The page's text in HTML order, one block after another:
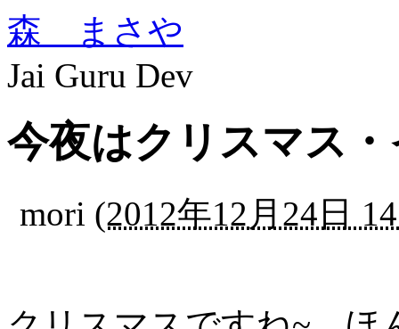
森 まさや
Jai Guru Dev
今夜はクリスマス
mori (2012年12月24日